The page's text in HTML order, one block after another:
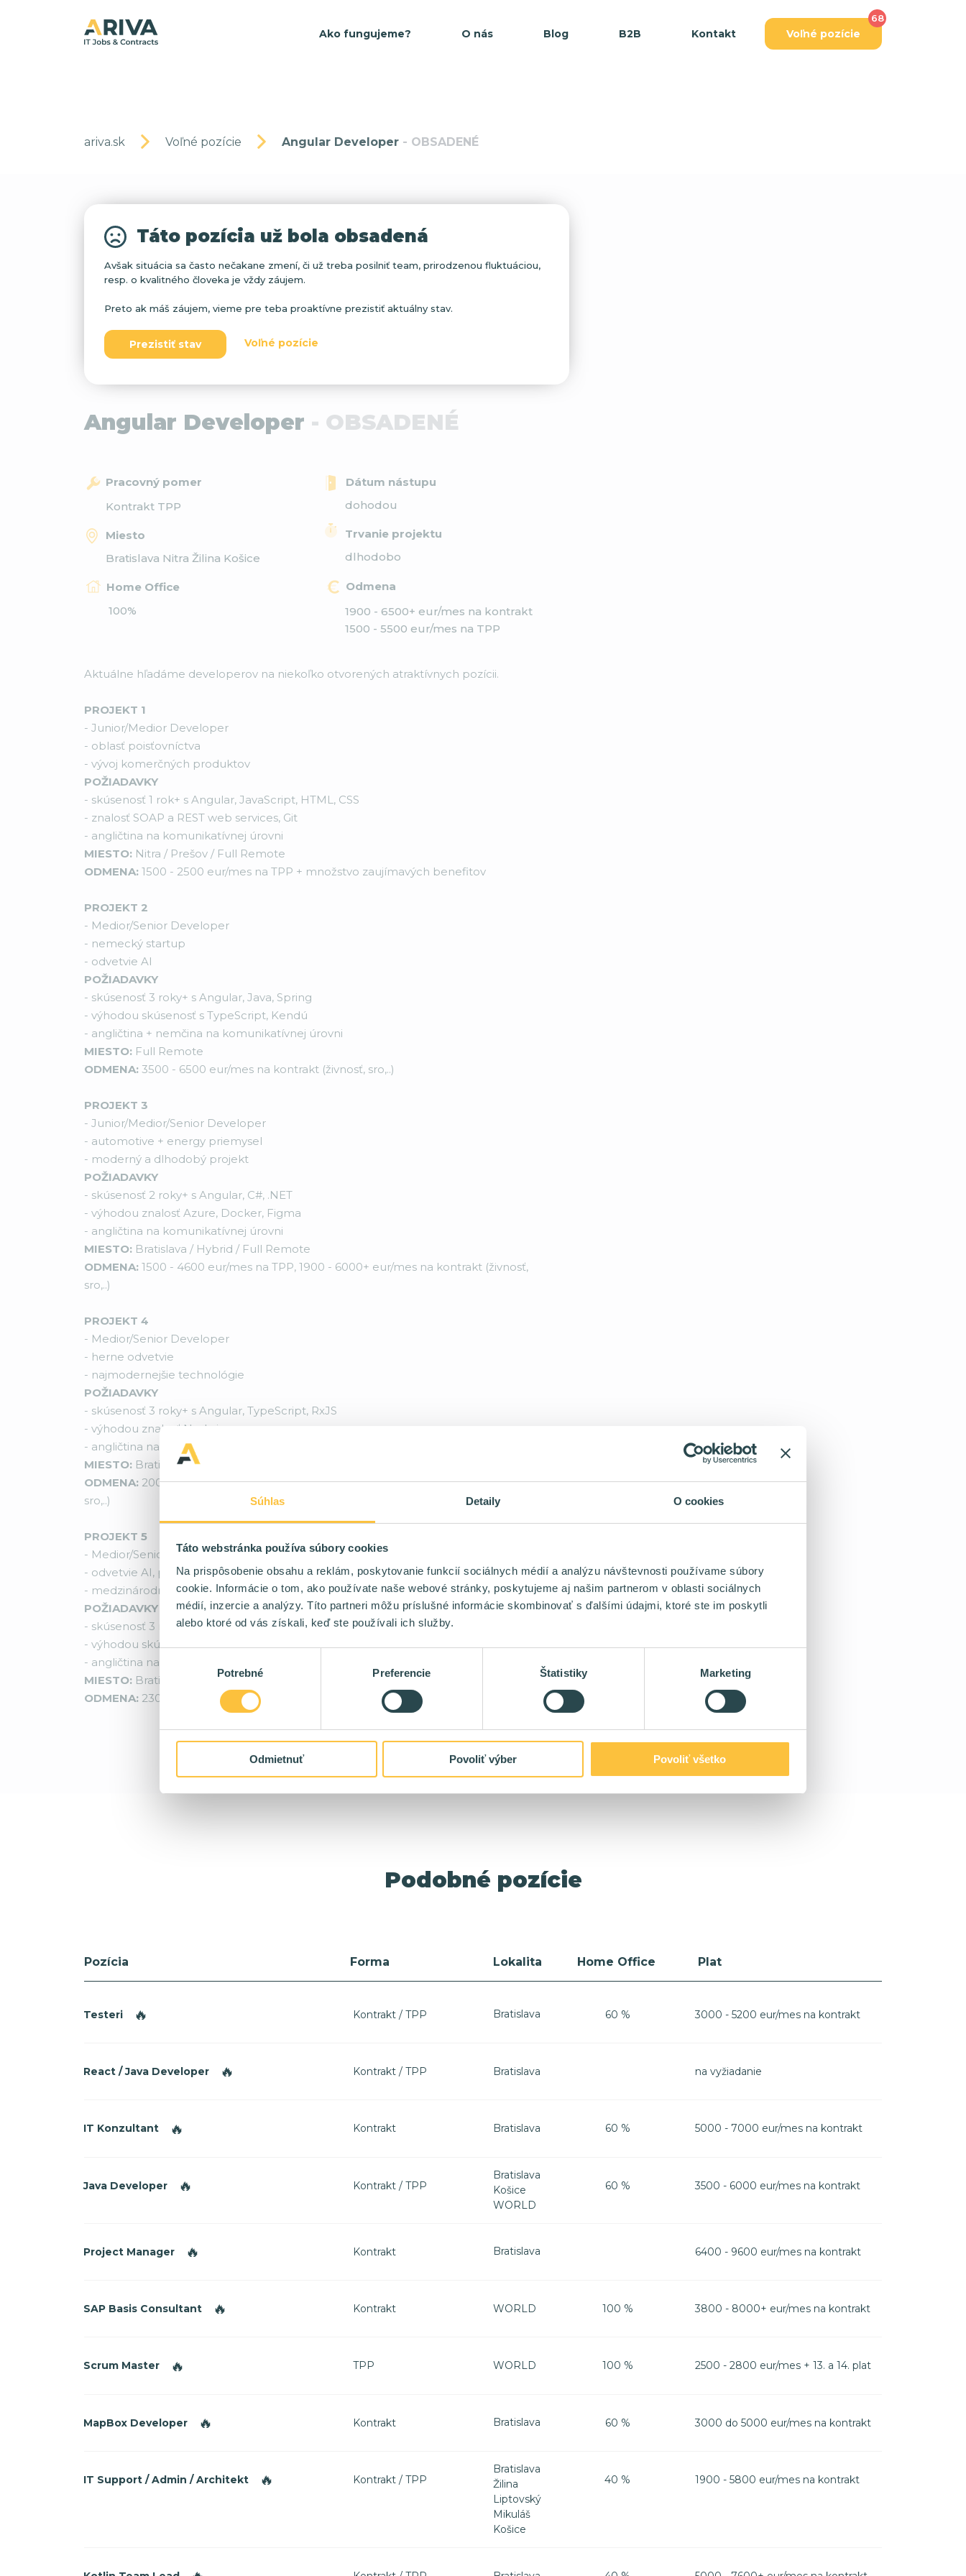
Súhlas Detaily O cookies
Táto webstránka používa súbory cookies
Na prispôsobenie obsahu a reklám, poskytovanie funkcií sociálnych médií a analýzu návštevnosti používame súbory
cookie. Informácie o tom, ako používate naše webové stránky, poskytujeme aj našim partnerom v oblasti sociálnych
médií, inzercie a analýzy. Títo partneri môžu príslušné informácie skombinovať s ďalšími údajmi, ktoré ste im poskytli
alebo ktoré od vás získali, keď ste používali ich služby.
Potrebné Preferencie Štatistiky Marketing
Odmietnuť Povoliť výber Povoliť všetko
Ako fungujeme? O nás Blog B2B Kontakt Voľné pozície
68
ariva.sk Voľné pozície Angular Developer - OBSADENÉ
Angular Developer - OBSADENÉ
Pracovný pomer
Kontrakt TPP
Miesto
Bratislava Nitra Žilina Košice
Home Office
100%
Dátum nástupu
dohodou
Trvanie projektu
dlhodobo
Odmena
1900 - 6500+ eur/mes na kontrakt
1500 - 5500 eur/mes na TPP
Aktuálne hľadáme developerov na niekoľko otvorených atraktívnych pozícii.
PROJEKT 1
- Junior/Medior Developer
- oblasť poisťovníctva
- vývoj komerčných produktov
POŽIADAVKY
- skúsenosť 1 rok+ s Angular, JavaScript, HTML, CSS
- znalosť SOAP a REST web services, Git
- angličtina na komunikatívnej úrovni
MIESTO: Nitra / Prešov / Full Remote
ODMENA: 1500 - 2500 eur/mes na TPP + množstvo zaujímavých benefitov
PROJEKT 2
- Medior/Senior Developer
- nemecký startup
- odvetvie AI
POŽIADAVKY
- skúsenosť 3 roky+ s Angular, Java, Spring
- výhodou skúsenosť s TypeScript, Kendú
- angličtina + nemčina na komunikatívnej úrovni
MIESTO: Full Remote
ODMENA: 3500 - 6500 eur/mes na kontrakt (živnosť, sro,..)
PROJEKT 3
- Junior/Medior/Senior Developer
- automotive + energy priemysel
- moderný a dlhodobý projekt
POŽIADAVKY
- skúsenosť 2 roky+ s Angular, C#, .NET
- výhodou znalosť Azure, Docker, Figma
- angličtina na komunikatívnej úrovni
MIESTO: Bratislava / Hybrid / Full Remote
ODMENA: 1500 - 4600 eur/mes na TPP, 1900 - 6000+ eur/mes na kontrakt (živnosť,
sro,..)
PROJEKT 4
- Medior/Senior Developer
- herne odvetvie
- najmodernejšie technológie
POŽIADAVKY
- skúsenosť 3 roky+ s Angular, TypeScript, RxJS
- výhodou znalosť Node.js
- angličtina na komunikatívnej úrovni
MIESTO: Bratislava / Hybrid / Full Remote
ODMENA: 2000 - 4800 eur/mes na TPP, 2500 - 6500+ eur/mes na kontrakt (živnosť,
sro,..)
PROJEKT 5
- Medior/Senior Developer
- odvetvie AI, priemyslu
- medzinárodná spoločnosť v modernom prostredí
POŽIADAVKY
- skúsenosť 3 roky+ s Angular, TypeScript
- výhodou skúsenosť s Java, mobile development
- angličtina na komunikatívnej úrovni
MIESTO: Bratislava / Žilina / Košice / Hybrid
ODMENA: 2300 - 5500 eur/mes na TPP + množstvo zaujímavých benefitov
Táto pozícia už bola obsadená
Avšak situácia sa často nečakane zmení, či už treba posilniť team, prirodzenou fluktuáciou,
resp. o kvalitného človeka je vždy záujem.
Preto ak máš záujem, vieme pre teba proaktívne prezistiť aktuálny stav.
Prezistiť stav Voľné pozície
Podobné pozície
Pozícia Forma Lokalita Home Office Plat
Testeri 🔥 Kontrakt / TPP Bratislava 60 % 3000 - 5200 eur/mes na kontrakt
React / Java Developer 🔥 Kontrakt / TPP Bratislava na vyžiadanie
IT Konzultant 🔥 Kontrakt Bratislava 60 % 5000 - 7000 eur/mes na kontrakt
Java Developer 🔥 Kontrakt / TPP
Bratislava
Košice
WORLD
60 % 3500 - 6000 eur/mes na kontrakt
Project Manager 🔥 Kontrakt Bratislava 6400 - 9600 eur/mes na kontrakt
SAP Basis Consultant 🔥 Kontrakt WORLD 100 % 3800 - 8000+ eur/mes na kontrakt
Scrum Master 🔥 TPP WORLD 100 % 2500 - 2800 eur/mes + 13. a 14. plat
MapBox Developer 🔥 Kontrakt Bratislava 60 % 3000 do 5000 eur/mes na kontrakt
IT Support / Admin / Architekt 🔥 Kontrakt / TPP
Bratislava
Žilina
Liptovský
Mikuláš
Košice
40 % 1900 - 5800 eur/mes na kontrakt